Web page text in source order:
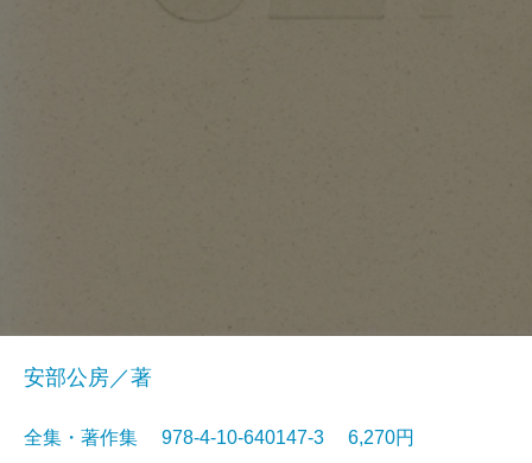
安部公房／著
全集・著作集 978-4-10-640147-3 6,270円